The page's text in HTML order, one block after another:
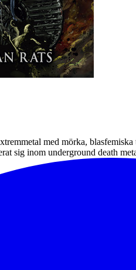
med mörka,
sig inom underground death